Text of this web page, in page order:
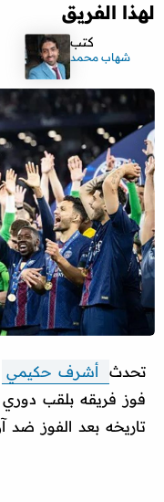
لهذا الفريق
كتب
شهاب محمد
تحدث أشرف حكيمي
فوز فريقه بلقب دوري
تاريخه بعد الفوز ضد